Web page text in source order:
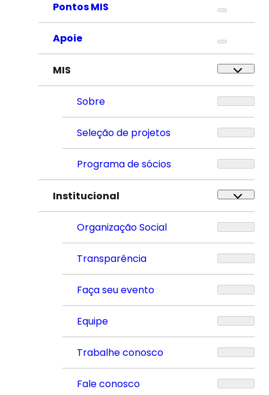
Pontos MIS
Apoie
MIS
Sobre
Seleção de projetos
Programa de sócios
Institucional
Organização Social
Transparência
Faça seu evento
Equipe
Trabalhe conosco
Fale conosco